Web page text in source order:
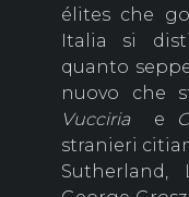
élites che
Italia si
quanto
nuovo che
Vucciria
e
stranieri
Sutherland,